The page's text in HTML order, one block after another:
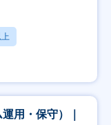
用・保守）｜